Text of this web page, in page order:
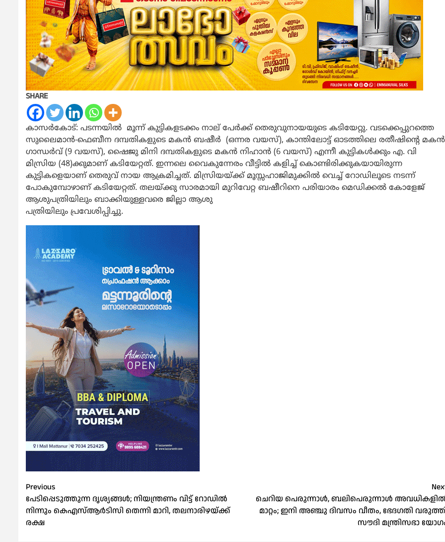
SHARE
കാസർകോട്: പടന്നയിൽ മൂന്ന് കുട്ടികളടക്കം നാല് പേർക്ക് തെരുവുനായയുടെ കടിയേറ്റു. വടക്കെപ്പുറത്തെ
സുലൈമാൻ-ഫെബീന ദമ്പതികളുടെ മകൻ ബഷീർ (ഒന്നര വയസ്), കാന്തിലോട്ട് ഓടത്തിലെ രതീഷിന്റെ മകൻ
ഗാന്ധർവ് (9 വയസ്), ഷൈജു മിനി ദമ്പതികളുടെ മകൻ നിഹാൻ (6 വയസ്) എന്നീ കുട്ടികൾക്കും എ. വി
മിസ്രിയ (48)ക്കുമാണ് കടിയേറ്റത്. ഇന്നലെ വൈകുന്നേരം വീട്ടിൽ കളിച്ച് കൊണ്ടിരിക്കുകയായിരുന്ന
കുട്ടികളെയാണ് തെരുവ് നായ ആക്രമിച്ചത്. മിസ്രിയയ്ക്ക് മൂസ്സഹാജിമുക്കിൽ വെച്ച് റോഡിലൂടെ നടന്ന്
പോകുമ്പോഴാണ് കടിയേറ്റത്. തലയ്ക്കു സാരമായി മുറിവേറ്റ ബഷീറിനെ പരിയാരം മെഡിക്കൽ കോളേജ്
ആശുപത്രിയിലും ബാക്കിയുള്ളവരെ ജില്ലാ ആശു
പത്രിയിലും പ്രവേശിപ്പിച്ചു.
Post
navigation
Previous
പേടിപ്പെടുത്തുന്ന ദൃശ്യങ്ങൾ; നിയന്ത്രണം വിട്ട് റോഡിൽ
നിന്നും കെഎസ്ആർടിസി തെന്നി മാറി, തലനാരിഴയ്ക്ക്
രക്ഷ
ചെറിയ പെരുന്നാൾ, ബലിപെരുന്നാൾ
മാറ്റം; ഇനി അഞ്ചു ദിവസം വീതം, ഭേദഗതി
സൗദി മന്ത്രിസഭാ